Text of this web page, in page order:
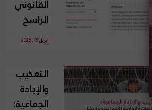
الإسرائيلي
غير
القانوني
الفلسطينية
القانوني
الراسخ
للاجئين
وحقهم
في العودة
بموجب
أبريل 15, 2026
التعذيب
والإبادة
الجماعية: